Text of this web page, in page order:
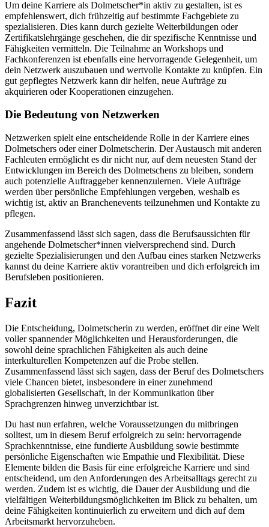
Um deine Karriere als Dolmetscher*in aktiv zu gestalten, ist es
empfehlenswert, dich frühzeitig auf bestimmte Fachgebiete zu
spezialisieren. Dies kann durch gezielte Weiterbildungen oder
Zertifikatslehrgänge geschehen, die dir spezifische Kenntnisse und
Fähigkeiten vermitteln. Die Teilnahme an Workshops und
Fachkonferenzen ist ebenfalls eine hervorragende Gelegenheit, um
dein Netzwerk auszubauen und wertvolle Kontakte zu knüpfen. Ein
gut gepflegtes Netzwerk kann dir helfen, neue Aufträge zu
akquirieren oder Kooperationen einzugehen.
Die Bedeutung von Netzwerken
Netzwerken spielt eine entscheidende Rolle in der Karriere eines
Dolmetschers oder einer Dolmetscherin. Der Austausch mit anderen
Fachleuten ermöglicht es dir nicht nur, auf dem neuesten Stand der
Entwicklungen im Bereich des Dolmetschens zu bleiben, sondern
auch potenzielle Auftraggeber kennenzulernen. Viele Aufträge
werden über persönliche Empfehlungen vergeben, weshalb es
wichtig ist, aktiv an Branchenevents teilzunehmen und Kontakte zu
pflegen.
Zusammenfassend lässt sich sagen, dass die Berufsaussichten für
angehende Dolmetscher*innen vielversprechend sind. Durch
gezielte Spezialisierungen und den Aufbau eines starken Netzwerks
kannst du deine Karriere aktiv vorantreiben und dich erfolgreich im
Berufsleben positionieren.
Fazit
Die Entscheidung, Dolmetscherin zu werden, eröffnet dir eine Welt
voller spannender Möglichkeiten und Herausforderungen, die
sowohl deine sprachlichen Fähigkeiten als auch deine
interkulturellen Kompetenzen auf die Probe stellen.
Zusammenfassend lässt sich sagen, dass der Beruf des Dolmetschers
viele Chancen bietet, insbesondere in einer zunehmend
globalisierten Gesellschaft, in der Kommunikation über
Sprachgrenzen hinweg unverzichtbar ist.
Du hast nun erfahren, welche Voraussetzungen du mitbringen
solltest, um in diesem Beruf erfolgreich zu sein: hervorragende
Sprachkenntnisse, eine fundierte Ausbildung sowie bestimmte
persönliche Eigenschaften wie Empathie und Flexibilität. Diese
Elemente bilden die Basis für eine erfolgreiche Karriere und sind
entscheidend, um den Anforderungen des Arbeitsalltags gerecht zu
werden. Zudem ist es wichtig, die Dauer der Ausbildung und die
vielfältigen Weiterbildungsmöglichkeiten im Blick zu behalten, um
deine Fähigkeiten kontinuierlich zu erweitern und dich auf dem
Arbeitsmarkt hervorzuheben.